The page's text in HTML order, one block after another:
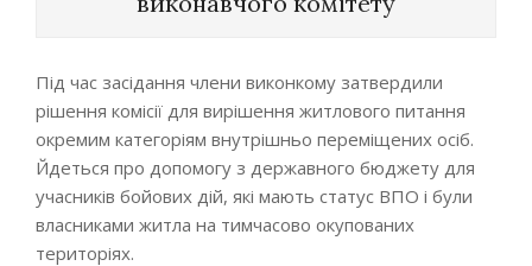
Під час засідання члени виконкому затвердили
рішення комісії для вирішення житлового питання
окремим категоріям внутрішньо переміщених осіб.
Йдеться про допомогу з державного бюджету для
учасників бойових дій, які мають статус ВПО і були
власниками житла на тимчасово окупованих
територіях.